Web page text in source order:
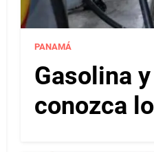
PANAMÁ
Gasolina
conozca